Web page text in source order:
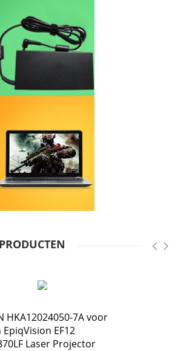
HKA12024050-7A voor
EpiqVision EF12
Laser Projector